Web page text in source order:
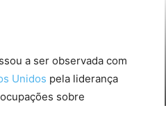
a ser observada com
Unidos pela liderança
sobre